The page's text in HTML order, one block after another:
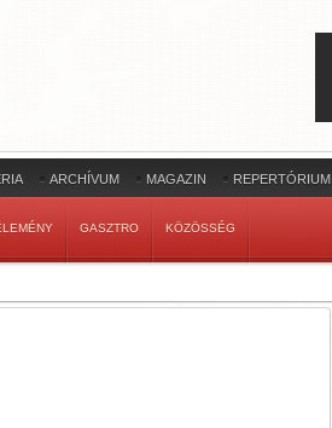
ARCHÍVUM MAGAZIN REPERTÓRIUM
GASZTRO KÖZÖSSÉG